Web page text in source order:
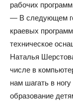
рабочих
— В следующем
краевых
техническое
Наталья
числе в
нам шагать в
образование